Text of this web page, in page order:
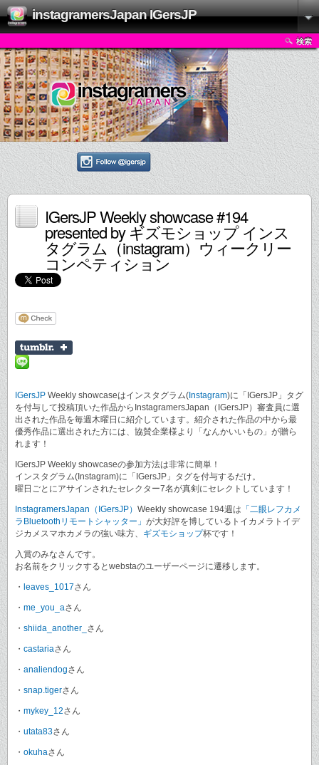
instagramersJapan IGersJP
検索
IGersJP Weekly showcase #194
presented by ギズモショップ インス
タグラム（instagram）ウィークリー
コンペティション
IGersJP Weekly showcaseはインスタグラム( Instagram)に「IGersJP」タグ
を付与して投稿頂いた作品からInstagramersJapan（IGersJP）審査員に選
出された作品を毎週木曜日に紹介しています。紹介された作品の中から最
優秀作品に選出された方には、協賛企業様より「なんかいいもの」が贈ら
れます！
IGersJP Weekly showcaseの参加方法は非常に簡単！
インスタグラム(Instagram)に「IGersJP」タグを付与するだけ。
曜日ごとにアサインされたセレクター7名が真剣にセレクトしています！
InstagramersJapan（IGersJP） Weekly showcase 194週は 「二眼レフカメ
ラBluetoothリモートシャッター」 が大好評を博しているトイカメラトイデ
ジカメスマホカメラの強い味方、 ギズモショップ杯です！
入賞のみなさんです。
お名前をクリックするとwebstaのユーザーページに遷移します。
・ leaves_1017さん
・ me_you_aさん
・ shiida_another_ さん
・ castariaさん
・ analiendogさん
・ snap.tigerさん
・ mykey_12さん
・ utata83さん
・ okuhaさん